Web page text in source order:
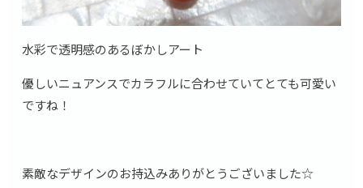
水彩で透明感のあるぼかしアート
優しいニュアンスでカラフルに合わせていてとても可愛い
ですね！
素敵なデザインのお持込みありがとうございました☆